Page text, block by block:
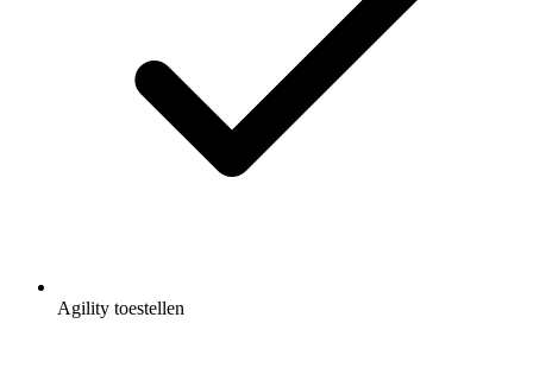
Agility toestellen